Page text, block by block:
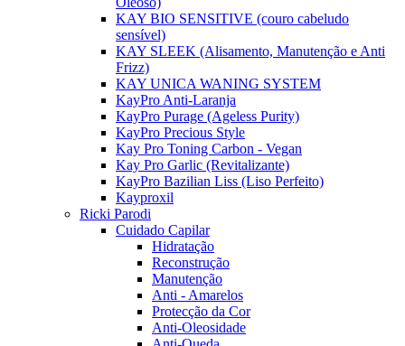
KAY BIO SENSITIVE (couro cabeludo
sensível)
KAY SLEEK (Alisamento, Manutenção e Anti
Frizz)
KAY UNICA WANING SYSTEM
KayPro Anti-Laranja
KayPro Purage (Ageless Purity)
KayPro Precious Style
Kay Pro Toning Carbon - Vegan
Kay Pro Garlic (Revitalizante)
KayPro Bazilian Liss (Liso Perfeito)
Kayproxil
Ricki Parodi
Cuidado Capilar
Hidratação
Reconstrução
Manutenção
Anti - Amarelos
Protecção da Cor
Anti-Oleosidade